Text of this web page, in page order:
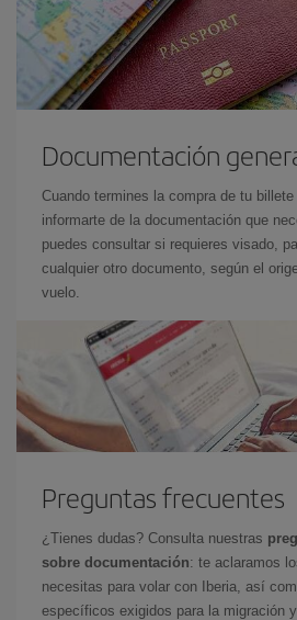
Documentación
Cuando termines la compra de tu
informarte de la documentación que
puedes consultar si requieres visado,
cualquier otro documento, según el
vuelo.
Preguntas frecuentes
¿Tienes dudas? Consulta nuestras
sobre documentación: te aclaramos
necesitas para volar con Iberia, así
específicos exigidos para la migración